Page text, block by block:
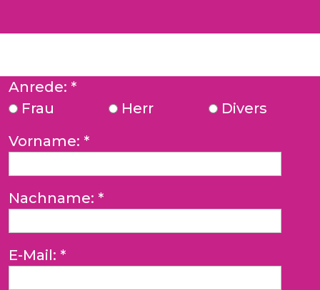
Anrede: *
Frau
Herr
Divers
Vorname: *
Nachname: *
E-Mail: *